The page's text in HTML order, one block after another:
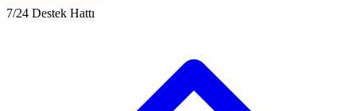
7/24 Destek Hattı